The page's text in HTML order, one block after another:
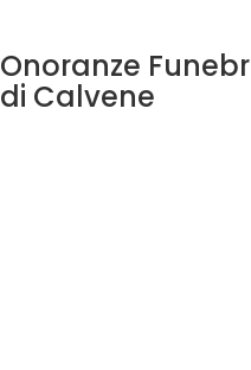
Onoranze
di Calvene